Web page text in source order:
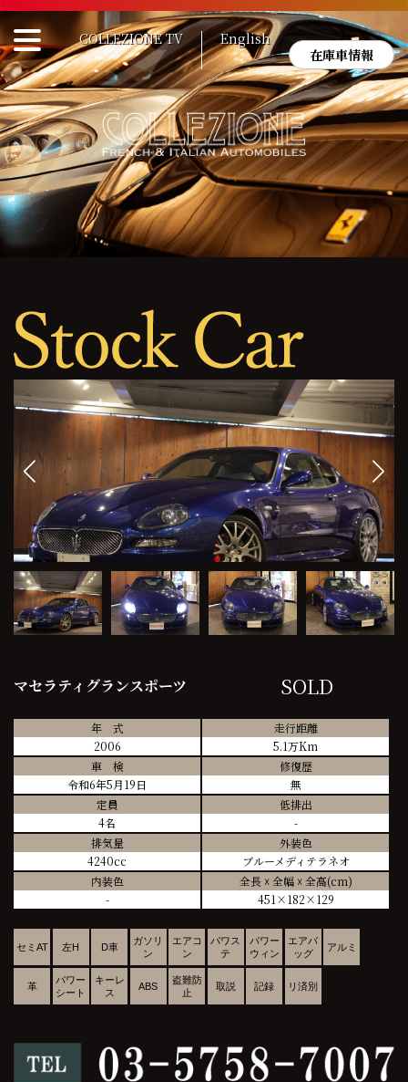
Skip
to
content
COLLEZIONE TV
English
在庫車情報
マセラティグランスポーツ SOLD
年 式
2006
走行距離
5.1万Km
車 検
令和6年5月19日
修復歴
無
定員
4名
低排出
-
排気量
4240cc
外装色
ブルーメディテラネオ
内装色
-
全長 ☓ 全幅 ☓ 全高(cm)
451×182×129
セミAT 左H D車
ガソリ
ン
エアコ
ン
パワス
テ
パワー
ウィン
エアバ
ッグ
アルミ
革
パワー
シート
キーレ
ス
ABS
盗難防
止
取説 記録 リ済別